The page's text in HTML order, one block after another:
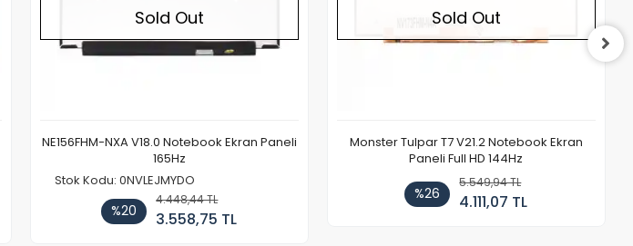
Sold Out
NE156FHM-NXA V18.0 Notebook Ekran Paneli
165Hz
Stok Kodu: 0NVLEJMYDO
%20
4.448,44 TL
3.558,75 TL
Sold Out
Monster Tulpar T7 V21.2 Notebook Ekran
Paneli Full HD 144Hz
%26
5.549,94 TL
4.111,07 TL